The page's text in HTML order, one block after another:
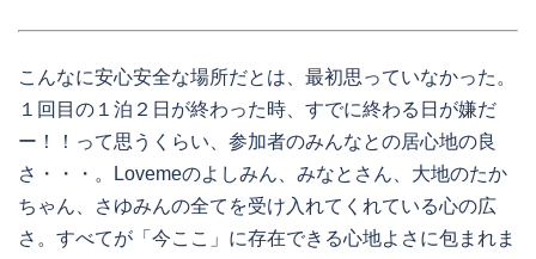
こんなに安心安全な場所だとは、最初思っていなかった。
１回目の１泊２日が終わった時、すでに終わる日が嫌だ
ー！！って思うくらい、参加者のみんなとの居心地の良
さ・・・。Lovemeのよしみん、みなとさん、大地のたか
ちゃん、さゆみんの全てを受け入れてくれている心の広
さ。すべてが「今ここ」に存在できる心地よさに包まれま